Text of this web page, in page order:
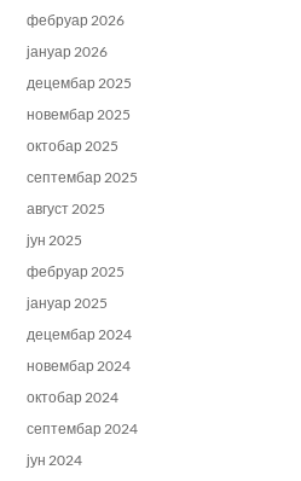
фебруар 2026
јануар 2026
децембар 2025
новембар 2025
октобар 2025
септембар 2025
август 2025
јун 2025
фебруар 2025
јануар 2025
децембар 2024
новембар 2024
октобар 2024
септембар 2024
јун 2024